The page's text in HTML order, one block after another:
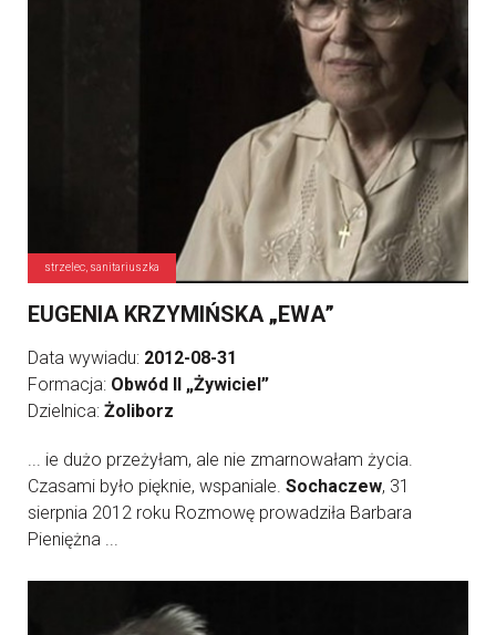
strzelec, sanitariuszka
EUGENIA KRZYMIŃSKA „EWA”
Data wywiadu: 2012-08-31
Formacja: Obwód II „Żywiciel”
Dzielnica: Żoliborz
... ie dużo przeżyłam, ale nie zmarnowałam życia.
Czasami było pięknie, wspaniale. Sochaczew, 31
sierpnia 2012 roku Rozmowę prowadziła Barbara
Pieniężna ...